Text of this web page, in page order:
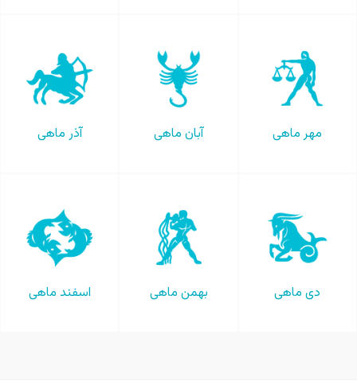
مهر ماهی آبان ماهی آذر ماهی
دی ماهی بهمن ماهی اسفند ماهی